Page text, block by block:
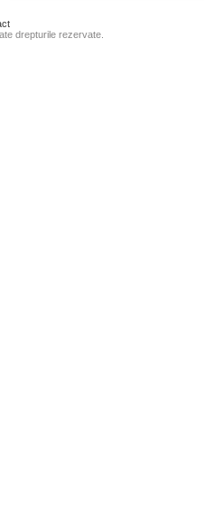
drepturile rezervate.